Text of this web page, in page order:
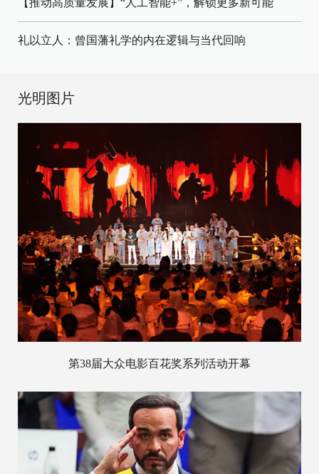
礼以立人：曾国藩礼学的内在逻辑与当代回响
光明图片
第38届大众电影百花奖系列活动开幕